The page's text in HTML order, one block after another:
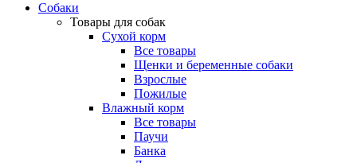
Собаки
Товары для собак
Сухой корм
Все товары
Щенки и беременные собаки
Взрослые
Пожилые
Влажный корм
Все товары
Паучи
Банка